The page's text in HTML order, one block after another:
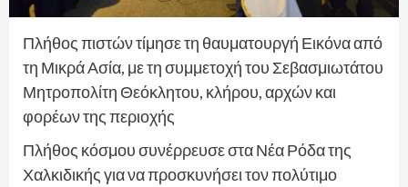
Πλήθος πιστών τίμησε τη θαυματουργή Εικόνα από
τη Μικρά Ασία, με τη συμμετοχή του Σεβασμιωτάτου
Μητροπολίτη Θεόκλητου, κλήρου, αρχών και
φορέων της περιοχής
Πλήθος κόσμου συνέρρευσε στα Νέα Ρόδα της
Χαλκιδικής για να προσκυνήσει τον πολύτιμο